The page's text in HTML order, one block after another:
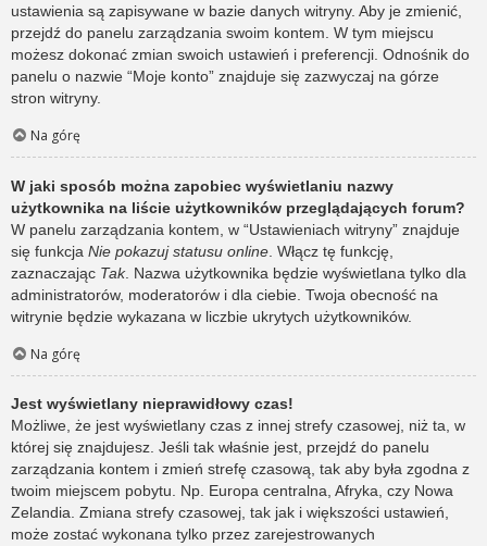
ustawienia są zapisywane w bazie danych witryny. Aby je zmienić,
przejdź do panelu zarządzania swoim kontem. W tym miejscu
możesz dokonać zmian swoich ustawień i preferencji. Odnośnik do
panelu o nazwie “Moje konto” znajduje się zazwyczaj na górze
stron witryny.
Na górę
W jaki sposób można zapobiec wyświetlaniu nazwy
użytkownika na liście użytkowników przeglądających forum?
W panelu zarządzania kontem, w “Ustawieniach witryny” znajduje
się funkcja Nie pokazuj statusu online . Włącz tę funkcję,
zaznaczając Tak. Nazwa użytkownika będzie wyświetlana tylko dla
administratorów, moderatorów i dla ciebie. Twoja obecność na
witrynie będzie wykazana w liczbie ukrytych użytkowników.
Na górę
Jest wyświetlany nieprawidłowy czas!
Możliwe, że jest wyświetlany czas z innej strefy czasowej, niż ta, w
której się znajdujesz. Jeśli tak właśnie jest, przejdź do panelu
zarządzania kontem i zmień strefę czasową, tak aby była zgodna z
twoim miejscem pobytu. Np. Europa centralna, Afryka, czy Nowa
Zelandia. Zmiana strefy czasowej, tak jak i większości ustawień,
może zostać wykonana tylko przez zarejestrowanych